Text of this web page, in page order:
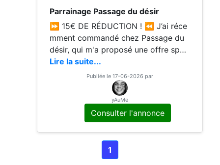
Parrainage Passage du désir
⏩ 15€ DE RÉDUCTION ! ⏪ J’ai réce
mment commandé chez Passage du
désir, qui m'a proposé une offre spéc
iale à partager avec mes ami.e.s. Je s
ouhaite donc te faire profiter de 15 €
de réduction sur toute première com
mande supérieure à 50 €. En plus, si t
u passes commande, je recevrai une r
écompense. Tout le monde y gagne !
Lire la suite...
Publiée le 17-06-2026 par
yAuMe
Consulter l'annonce
1